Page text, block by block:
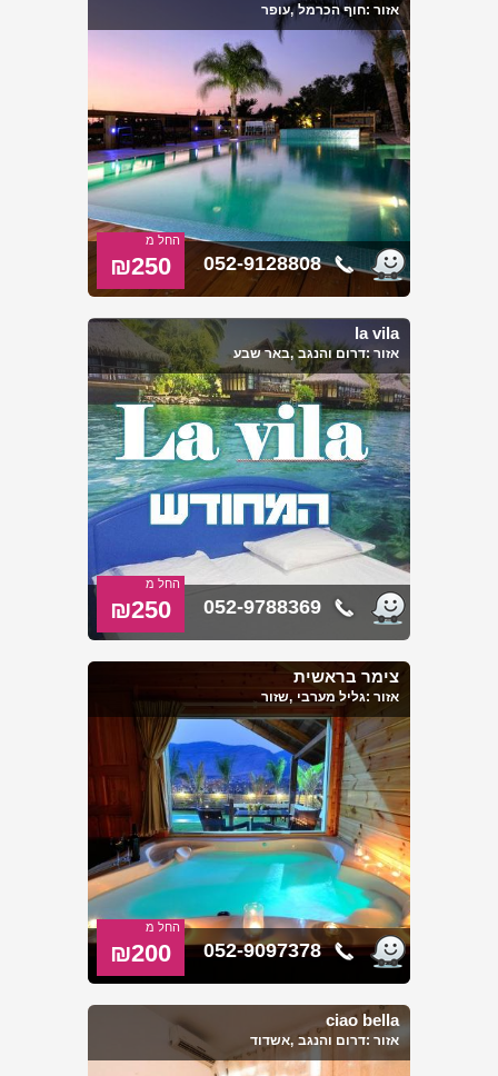
החל מ
₪250 052-9128808
אזור :חוף הכרמל ,עופר
החל מ
₪250 052-9788369
la vila
אזור :דרום והנגב ,באר שבע
החל מ
₪200 052-9097378
צימר בראשית
אזור :גליל מערבי ,שזור
ciao bella
אזור :דרום והנגב ,אשדוד